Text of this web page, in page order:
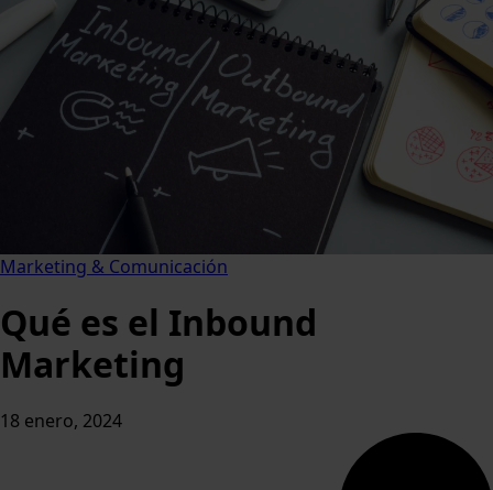
Marketing & Comunicación
Qué es el Inbound
Marketing
18 enero, 2024